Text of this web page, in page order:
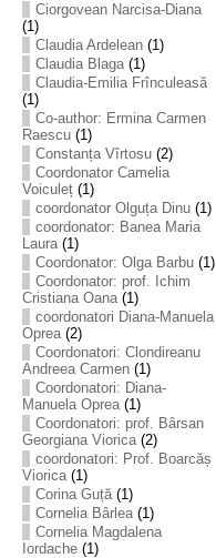
Ciorgovean Narcisa-Diana
(1)
Claudia Ardelean(1)
Claudia Blaga(1)
Claudia-Emilia Frînculeasă
(1)
Co-author: Ermina Carmen
Raescu(1)
Constanța Vîrtosu(2)
Coordonator Camelia
Voiculeț(1)
coordonator Olguța Dinu(1)
coordonator: Banea Maria
Laura(1)
Coordonator: Olga Barbu(1)
Coordonator: prof. Ichim
Cristiana Oana(1)
coordonatori Diana-Manuela
Oprea(2)
Coordonatori: Clondireanu
Andreea Carmen(1)
Coordonatori: Diana-
Manuela Oprea(1)
Coordonatori: prof. Bârsan
Georgiana Viorica(2)
coordonatori: Prof. Boarcăș
Viorica(1)
Corina Guță(1)
Cornelia Bârlea(1)
Cornelia Magdalena
Iordache(1)